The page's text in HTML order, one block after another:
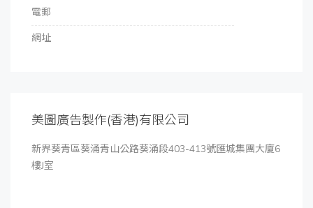
電郵
網址
美圖廣告製作(香港)有限公司
新界葵青區葵涌青山公路葵涌段403-413號匯城集團大廈6
樓J室